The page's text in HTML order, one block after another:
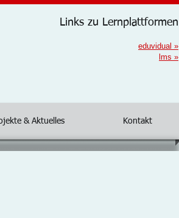
Links zu Lernplattformen
eduvidual »
lms »
& Aktuelles Kontakt